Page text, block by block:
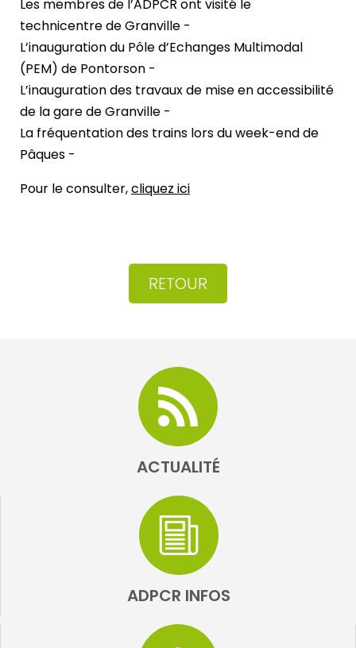
Les membres de l’ADPCR ont visité le
technicentre de Granville -
L’inauguration du Pôle d’Echanges Multimodal
(PEM) de Pontorson -
L’inauguration des travaux de mise en accessibilité
de la gare de Granville -
La fréquentation des trains lors du week-end de
Pâques -
Pour le consulter,cliquez ici
RETOUR
ACTUALITÉ
ADPCR INFOS